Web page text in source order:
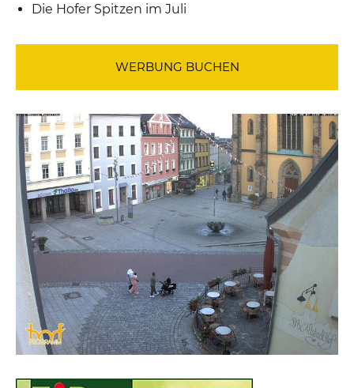
Die Hofer Spitzen im Juli
WERBUNG BUCHEN